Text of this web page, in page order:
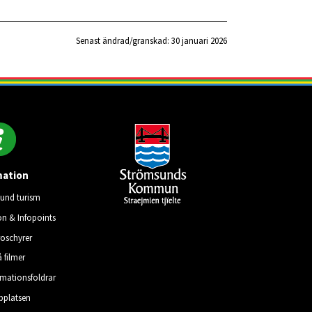
Senast ändrad/granskad: 30 januari 2026
turism
& Infopoints
filmer